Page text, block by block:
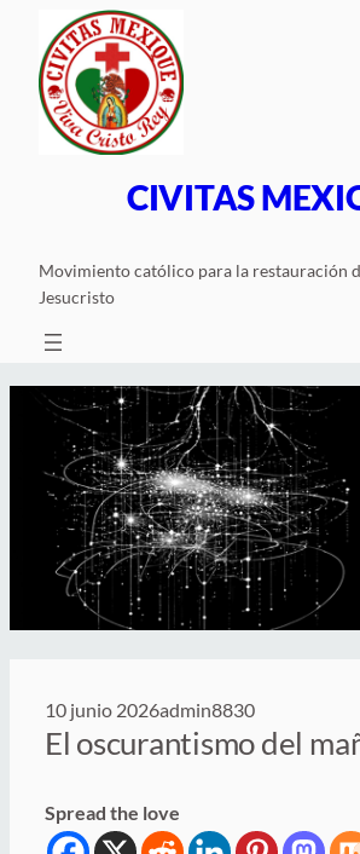
contenido
CIVITAS
Movimiento católico para la restauración
Jesucristo
10 junio 2026admin8830
El oscurantismo del
Spread the love